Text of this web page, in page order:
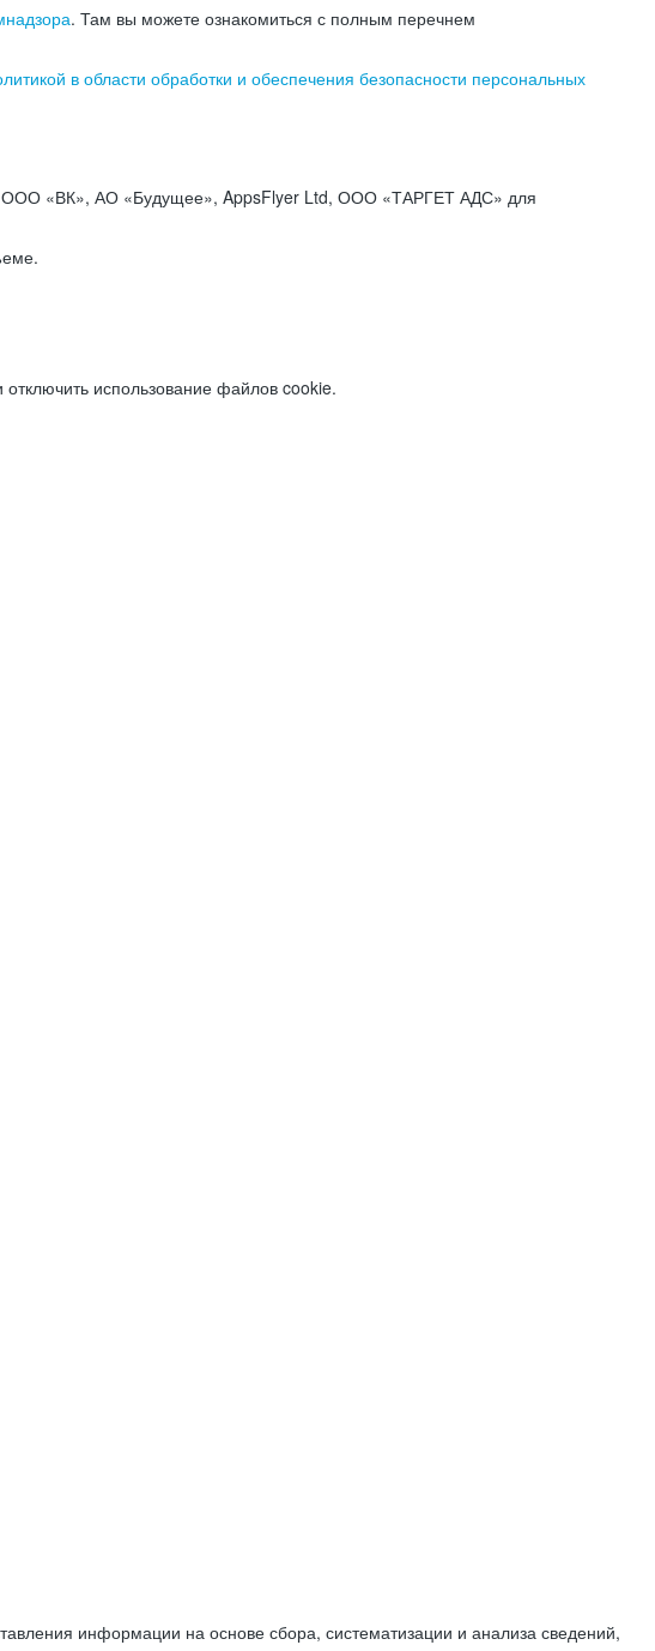
. Там вы можете ознакомиться с полным перечнем
в области обработки и обеспечения безопасности персональных
«ВК», АО «Будущее», AppsFlyer Ltd, ООО «ТАРГЕТ АДС» для
использование файлов cookie.
информации на основе сбора, систематизации и анализа сведений,